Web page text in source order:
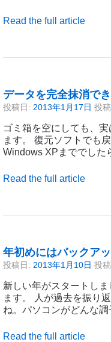
Read the full article
データを完全抹消で
投稿日: 2013年1月17日 投
ゴミ箱を空にしても、
ます。 復元ソフトでも
Windows XPまででし
Read the full article
年初めにはバックアッ
投稿日: 2013年1月10日 投
新しい年がスタートし
ます。 人が過去を振り
ね。パソコンがどんな
Read the full article